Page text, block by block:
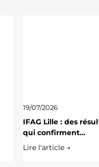
19/07/2026
IFAG Lille : des
qui confirment…
Lire l'article →